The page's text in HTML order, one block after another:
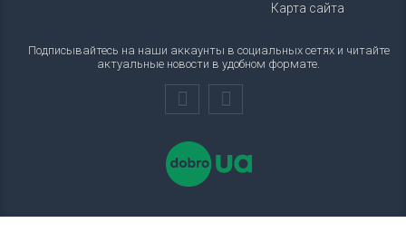
Карта сайта
Подписывайтесь на наши аккаунты в социальных сетях и читайте
актуальные новости в удобном формате.